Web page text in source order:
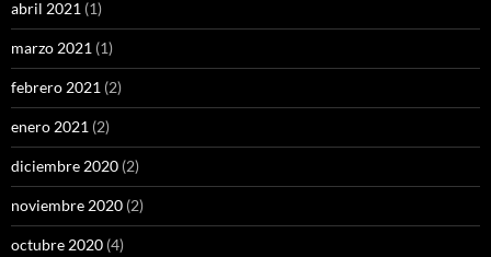
abril 2021 (1)
marzo 2021 (1)
febrero 2021 (2)
enero 2021 (2)
diciembre 2020 (2)
noviembre 2020 (2)
octubre 2020 (4)